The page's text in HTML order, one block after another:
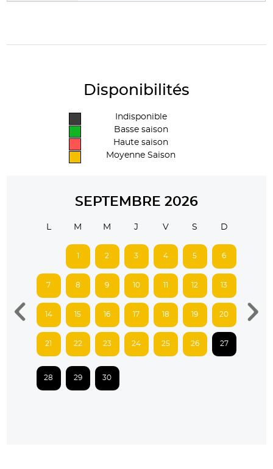
Disponibilités
Indisponible
Basse saison
Haute saison
Moyenne Saison
SEPTEMBRE 2026
M M J V S D
1 2 3 4 5 6
7 8 9 10 11 12 13
14 15 16 17 18 19 20
21 22 23 24 25 26 27
28 29 30